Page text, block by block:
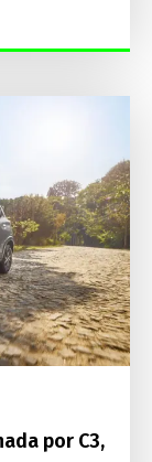
por C3,